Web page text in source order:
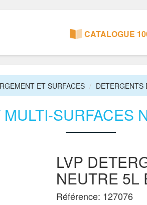
CATALOGUE
ET SURFACES DETERGENTS
SURFACES
LVP
NEUTRE 5L
Référence: 127076